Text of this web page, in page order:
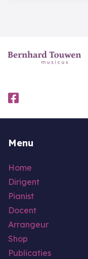
Menu
Home
Dirigent
Pianist
Docent
Arrangeur
Shop
Publicaties